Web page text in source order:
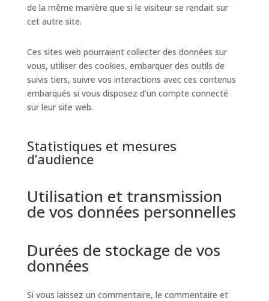
de la même manière que si le visiteur se rendait sur
cet autre site.
Ces sites web pourraient collecter des données sur
vous, utiliser des cookies, embarquer des outils de
suivis tiers, suivre vos interactions avec ces contenus
embarqués si vous disposez d’un compte connecté
sur leur site web.
Statistiques et mesures
d’audience
Utilisation et transmission
de vos données personnelles
Durées de stockage de vos
données
Si vous laissez un commentaire, le commentaire et